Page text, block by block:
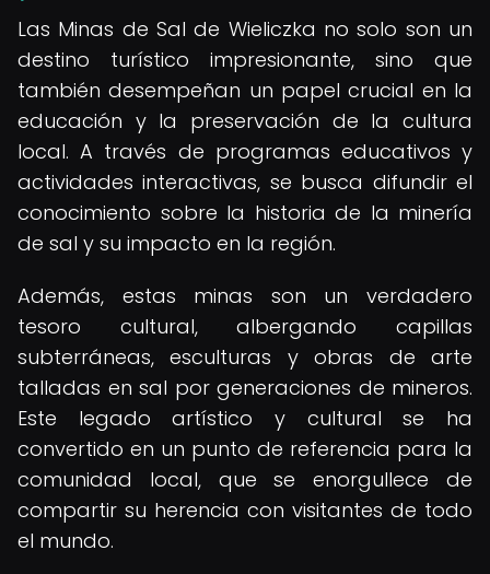
Las Minas de Sal de Wieliczka no solo son un
destino turístico impresionante, sino que
también desempeñan un papel crucial en la
educación y la preservación de la cultura
local. A través de programas educativos y
actividades interactivas, se busca difundir el
conocimiento sobre la historia de la minería
de sal y su impacto en la región.
Además, estas minas son un verdadero
tesoro cultural, albergando capillas
subterráneas, esculturas y obras de arte
talladas en sal por generaciones de mineros.
Este legado artístico y cultural se ha
convertido en un punto de referencia para la
comunidad local, que se enorgullece de
compartir su herencia con visitantes de todo
el mundo.